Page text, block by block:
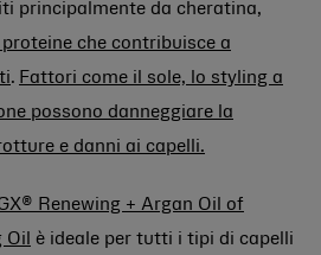
principalmente da cheratina,
che contribuisce a
. Fattori come il sole, lo styling a
possono danneggiare la
e danni ai capelli.
Renewing + Argan Oil of
è ideale per tutti i tipi di capelli